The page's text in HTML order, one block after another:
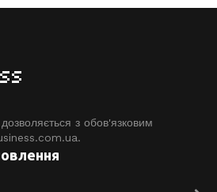
дозволяється з обов'язковим